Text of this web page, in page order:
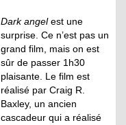
Dark angelest une
surprise. Ce n’est pas un
grand film, mais on est
sûr de passer 1h30
plaisante. Le film est
réalisé par Craig R.
Baxley, un ancien
cascadeur qui a réalisé